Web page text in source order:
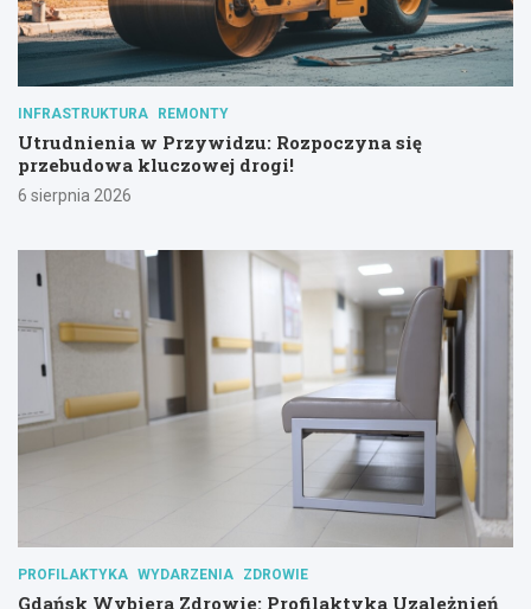
INFRASTRUKTURA REMONTY
Utrudnienia w Przywidzu: Rozpoczyna się
przebudowa kluczowej drogi!
6 sierpnia 2026
PROFILAKTYKA WYDARZENIA ZDROWIE
Gdańsk Wybiera Zdrowie: Profilaktyka Uzależnień